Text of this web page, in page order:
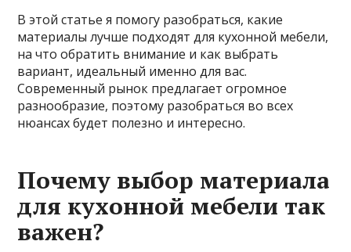
В этой статье я помогу разобраться, какие
материалы лучше подходят для кухонной мебели,
на что обратить внимание и как выбрать
вариант, идеальный именно для вас.
Современный рынок предлагает огромное
разнообразие, поэтому разобраться во всех
нюансах будет полезно и интересно.
Почему выбор материала
для кухонной мебели так
важен?